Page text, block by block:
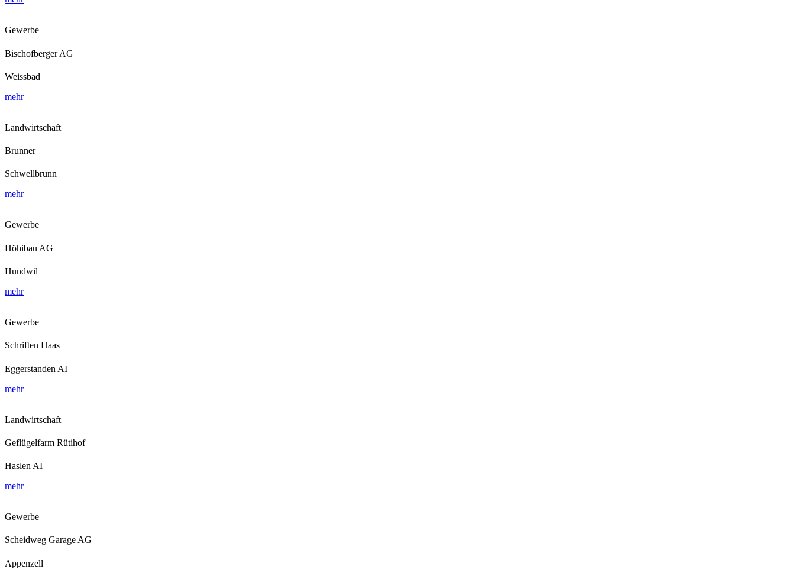
Gewerbe
Bischofberger AG
Weissbad
mehr
Landwirtschaft
Brunner
Schwellbrunn
mehr
Gewerbe
Höhibau AG
Hundwil
mehr
Gewerbe
Schriften Haas
Eggerstanden AI
mehr
Landwirtschaft
Geflügelfarm Rütihof
Haslen AI
mehr
Gewerbe
Scheidweg Garage AG
Appenzell